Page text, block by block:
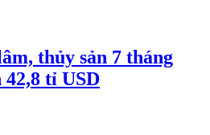
thủy sản 7 tháng
42,8 tỉ USD